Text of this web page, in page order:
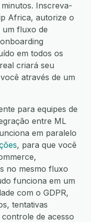
Inscreva-
Africa, autorize o
um fluxo de
em todos os
criará seu
através de um
para equipes de
entre ML
em paralelo
, para que você
no mesmo fluxo
funciona em um
com o GDPR,
tentativas
de acesso